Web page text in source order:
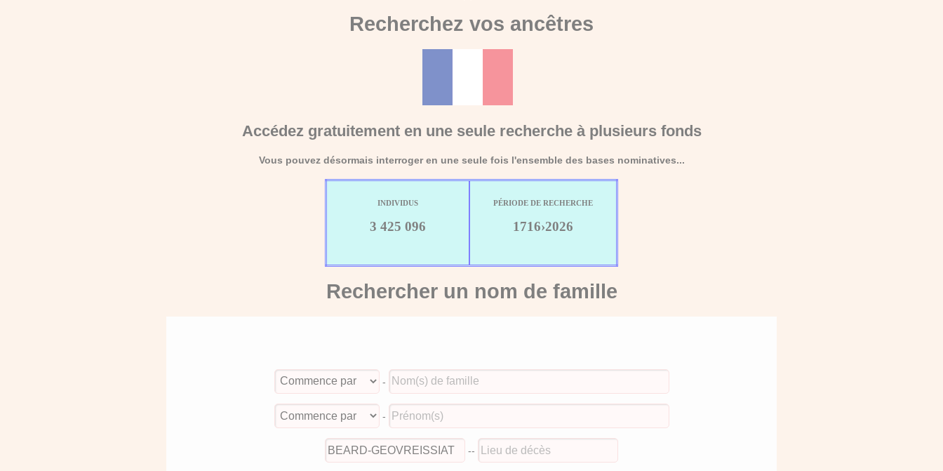
Recherchez vos ancêtres
Accédez gratuitement en une seule recherche à plusieurs fonds
Vous pouvez désormais interroger en une seule fois l'ensemble des bases nominatives...
INDIVIDUS
3 425 096
PÉRIODE DE RECHERCHE
1716›2026
Rechercher un nom de famille
-
-
--